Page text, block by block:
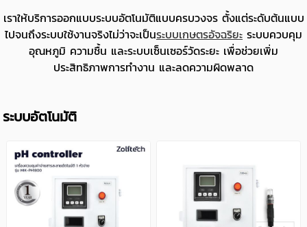
เราให้บริการออกแบบระบบอัตโนมัติแบบครบวงจร ตั้งแต่ระดับต้นแบบ
ไปจนถึงระบบใช้งานจริงไม่ว่าจะเป็นระบบเกษตรอัจฉริยะ ระบบควบคุม
อุณหภูมิ ความชื้น และระบบเซ็นเซอร์วัดระยะ เพื่อช่วยเพิ่ม
ประสิทธิภาพการทำงาน และลดความผิดพลาด
ระบบอัตโนมัติ